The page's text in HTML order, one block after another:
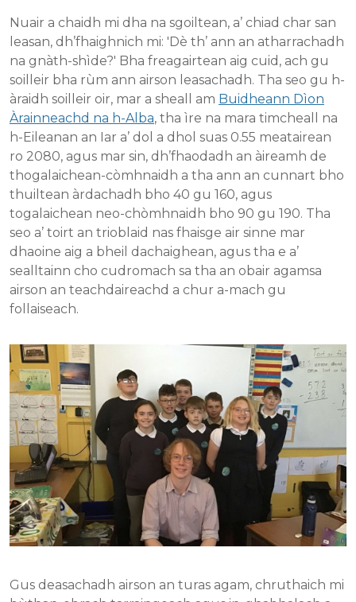
Nuair a chaidh mi dha na sgoiltean, a’ chiad char san
leasan, dh’fhaighnich mi: 'Dè th’ ann an atharrachadh
na gnàth-shìde?' Bha freagairtean aig cuid, ach gu
soilleir bha rùm ann airson leasachadh. Tha seo gu h-
àraidh soilleir oir, mar a sheall am Buidheann Dìon
Àrainneachd na h-Alba, tha ìre na mara timcheall na
h-Eileanan an Iar a’ dol a dhol suas 0.55 meatairean
ro 2080, agus mar sin, dh’fhaodadh an àireamh de
thogalaichean-còmhnaidh a tha ann an cunnart bho
thuiltean àrdachadh bho 40 gu 160, agus
togalaichean neo-chòmhnaidh bho 90 gu 190. Tha
seo a’ toirt an trioblaid nas fhaisge air sinne mar
dhaoine aig a bheil dachaighean, agus tha e a’
sealltainn cho cudromach sa tha an obair agamsa
airson an teachdaireachd a chur a-mach gu
follaiseach.
Gus deasachadh airson an turas agam, chruthaich mi